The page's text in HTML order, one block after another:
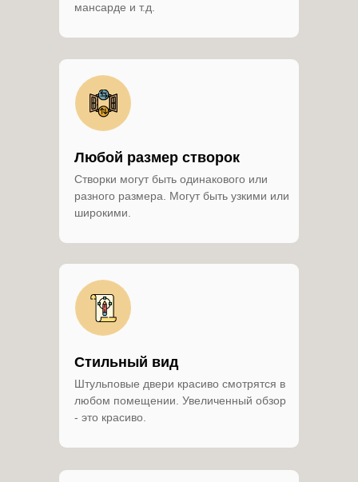
Любой размер створок
Створки могут быть одинакового или
разного размера. Могут быть узкими или
широкими.
мансарде и т.д.
Стильный вид
Штульповые двери красиво смотрятся в
любом помещении. Увеличенный обзор
- это красиво.